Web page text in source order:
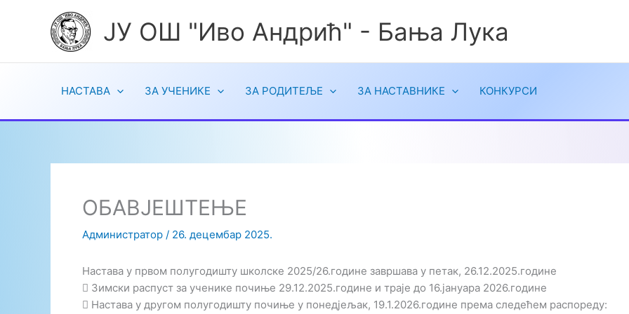
ЈУ ОШ "Иво Андрић" - Бања Лука
НАСТАВА ЗА УЧЕНИКЕ ЗА РОДИТЕЉЕ ЗА НАСТАВНИКЕ КОНКУРСИ
ОБАВЈЕШТЕЊЕ
Aдминистратор / 26. децембар 2025.
Настава у првом полугодишту школске 2025/26.године завршава у петак, 26.12.2025.године
 Зимски распуст за ученике почиње 29.12.2025.године и траје до 16.јануара 2026.године
 Настава у другом полугодишту почиње у понедјељак, 19.1.2026.године према следећем распореду: